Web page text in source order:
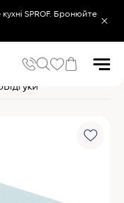
SPROF. Бронюйте
та
Відгуки